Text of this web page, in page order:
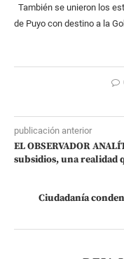
También se unieron los
de Puyo con destino a la
publicación anterior
EL OBSERVADOR
subsidios, una realidad
Ciudadanía